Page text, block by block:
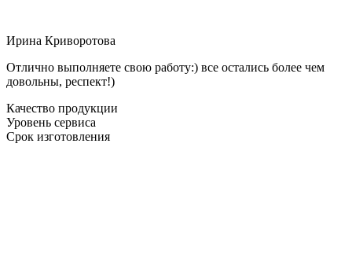
Ирина Криворотова
Отлично выполняете свою работу:) все остались более чем
довольны, респект!)
Качество продукции
Уровень сервиса
Срок изготовления